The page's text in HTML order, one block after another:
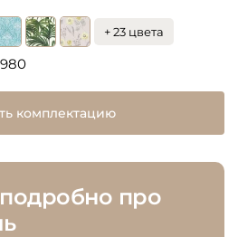
+ 23 цвета
комплектацию
про